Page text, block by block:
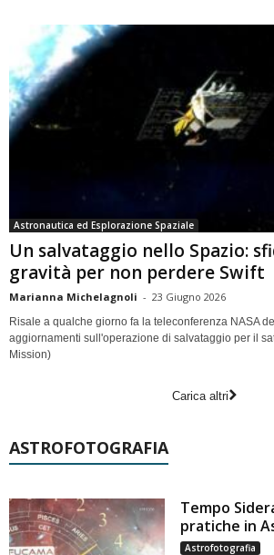
Astronautica ed Esplorazione Spaziale
Un salvataggio nello Spazio:
gravità per non perdere Swift
Marianna Michelagnoli - 23 Giugno 2026
Risale a qualche giorno fa la teleconferenza NASA
aggiornamenti sull'operazione di salvataggio per il
Mission)
Carica altri
ASTROFOTOGRAFIA
Tempo
pratiche in
Astrofotografia